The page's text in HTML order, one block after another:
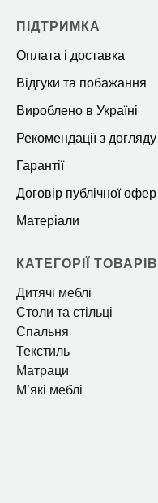
ПІДТРИМКА
Оплата і доставка
Відгуки та побажання
Вироблено в Україні
Рекомендації з догляду
Гарантії
Договір публічної офер
Матеріали
КАТЕГОРІЇ ТОВАРІВ
Дитячі меблі
Столи та стільці
Спальня
Текстиль
Матраци
Мʼякі меблі